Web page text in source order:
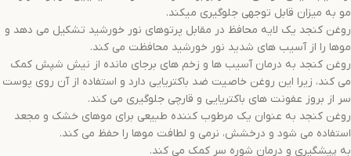
مو به میزان قابل توجهی جلوگیری میکند.
روغن کنجد یک لایه محافظ در مقابل پرتوهای نور خورشید تشکیل می دهد و
موها را از آسیب های شدید نور خورشید محافظت می کند.
روغن کنجد به درمان آسیب ها و زخم های برجای مانده از نیش شپش کمک
می کند، زیرا این روغن خاصیت ضد باکتریایی دارد و استفاده از آن روی پوست
سر از بروز عفونت های باکتریایی و قارچی جلوگیری می کند.
روغن کنجد به عنوان یک مرطوب کننده طبیعی برای موهای خشک و مجعد
استفاده می شود و درخشش، نرمی و لطافت موها را حفظ می کند.
به پیشگیری و درمان شوره سر کمک می کند.